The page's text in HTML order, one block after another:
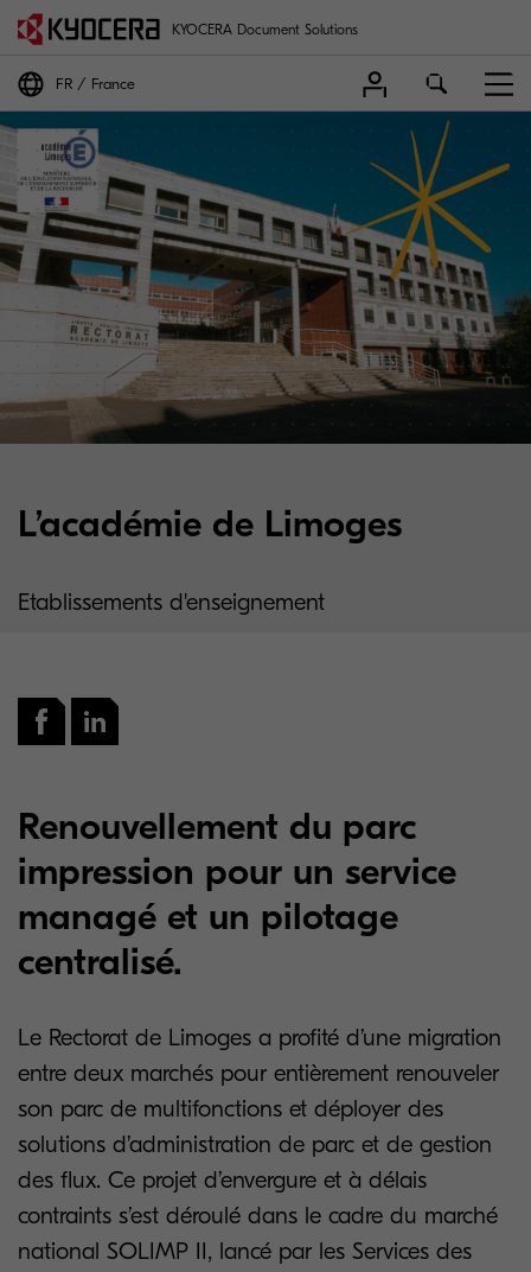
KYOCERA Document Solutions
FR France
L’académie de Limoges
Etablissements d'enseignement
Renouvellement du parc
impression pour un service
managé et un pilotage
centralisé.
Le Rectorat de Limoges a profité d’une migration
entre deux marchés pour entièrement renouveler
son parc de multifonctions et déployer des
solutions d’administration de parc et de gestion
des flux. Ce projet d’envergure et à délais
contraints s’est déroulé dans le cadre du marché
national SOLIMP II, lancé par les Services des